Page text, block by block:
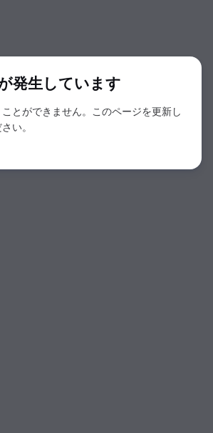
発生しています
とができません。このページを更新し
い。